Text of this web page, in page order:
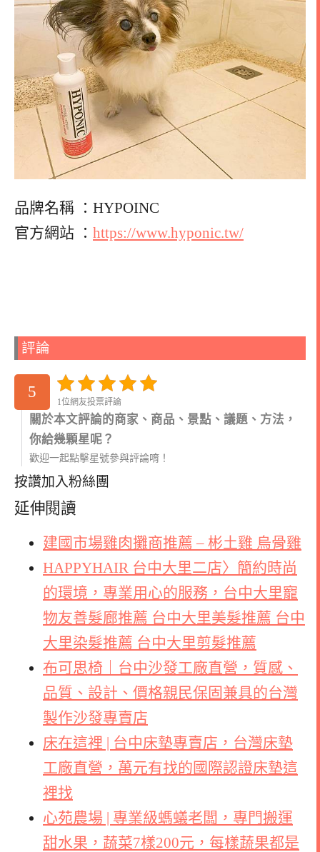
品牌名稱 ：HYPOINC
官方網站 ： https://www.hyponic.tw/
評論
5
1位網友投票評論
關於本文評論的商家、商品、景點、議題、方法，
你給幾顆星呢？
歡迎一起點擊星號參與評論唷！
按讚加入粉絲團
延伸閱讀
建國市場雞肉攤商推薦 – 彬土雞 烏骨雞
HAPPYHAIR 台中大里二店〉簡約時尚
的環境，專業用心的服務，台中大里寵
物友善髮廊推薦 台中大里美髮推薦 台中
大里染髮推薦 台中大里剪髮推薦
布可思椅｜台中沙發工廠直營，質感、
品質、設計、價格親民保固兼具的台灣
製作沙發專賣店
床在這裡 | 台中床墊專賣店，台灣床墊
工廠直營，萬元有找的國際認證床墊這
裡找
心苑農場 | 專業級螞蟻老闆，專門搬運
甜水果，蔬菜7樣200元，每樣蔬果都是